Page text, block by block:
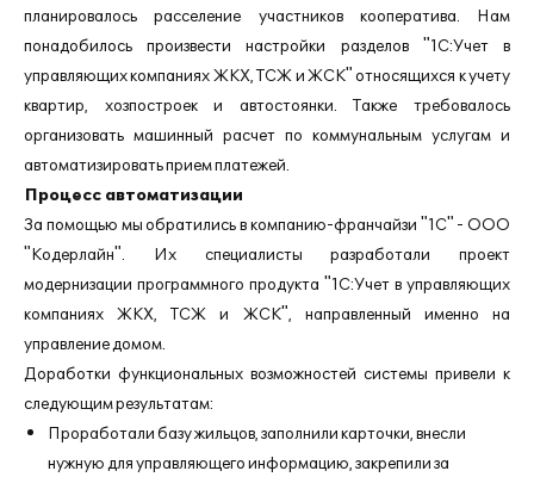
планировалось расселение участников кооператива. Нам
понадобилось произвести настройки разделов "1С:Учет в
управляющих компаниях ЖКХ, ТСЖ и ЖСК" относящихся к учету
квартир, хозпостроек и автостоянки. Также требовалось
организовать машинный расчет по коммунальным услугам и
автоматизировать прием платежей.
Процесс автоматизации
За помощью мы обратились в компанию-франчайзи "1С" - ООО
"Кодерлайн". Их специалисты разработали проект
модернизации программного продукта "1С:Учет в управляющих
компаниях ЖКХ, ТСЖ и ЖСК", направленный именно на
управление домом.
Доработки функциональных возможностей системы привели к
следующим результатам:
Проработали базу жильцов, заполнили карточки, внесли
нужную для управляющего информацию, закрепили за